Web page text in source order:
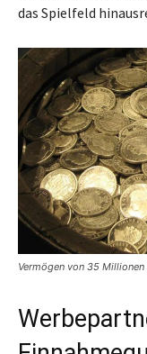
das Spielfeld
Vermögen von 35